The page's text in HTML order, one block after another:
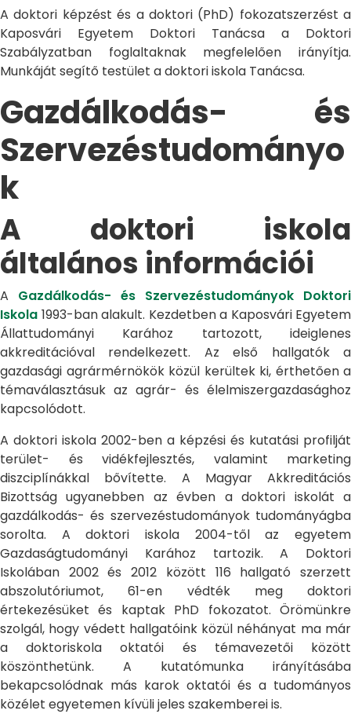
A doktori képzést és a doktori (PhD) fokozatszerzést a
Kaposvári Egyetem Doktori Tanácsa a Doktori
Szabályzatban foglaltaknak megfelelően irányítja.
Munkáját segítő testület a doktori iskola Tanácsa.
Gazdálkodás- és
Szervezéstudományo
k
A doktori iskola
általános információi
A Gazdálkodás- és Szervezéstudományok Doktori
Iskola 1993-ban alakult. Kezdetben a Kaposvári Egyetem
Állattudományi Karához tartozott, ideiglenes
akkreditációval rendelkezett. Az első hallgatók a
gazdasági agrármérnökök közül kerültek ki, érthetően a
témaválasztásuk az agrár- és élelmiszergazdasághoz
kapcsolódott.
A doktori iskola 2002-ben a képzési és kutatási profilját
terület- és vidékfejlesztés, valamint marketing
diszciplínákkal bővítette. A Magyar Akkreditációs
Bizottság ugyanebben az évben a doktori iskolát a
gazdálkodás- és szervezéstudományok tudományágba
sorolta. A doktori iskola 2004-től az egyetem
Gazdaságtudományi Karához tartozik. A Doktori
Iskolában 2002 és 2012 között 116 hallgató szerzett
abszolutóriumot, 61-en védték meg doktori
értekezésüket és kaptak PhD fokozatot. Örömünkre
szolgál, hogy védett hallgatóink közül néhányat ma már
a doktoriskola oktatói és témavezetői között
köszönthetünk. A kutatómunka irányításába
bekapcsolódnak más karok oktatói és a tudományos
közélet egyetemen kívüli jeles szakemberei is.